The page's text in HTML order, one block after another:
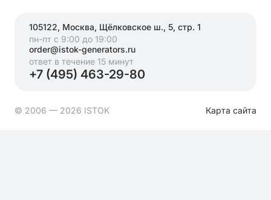
105122, Москва, Щёлковское ш., 5, стр. 1
пн-пт с 9:00 до 19:00
order@istok-generators.ru
ответ в течение 15 минут
+7 (495) 463-29-80
© 2006 — 2026 ISTOK Карта сайта